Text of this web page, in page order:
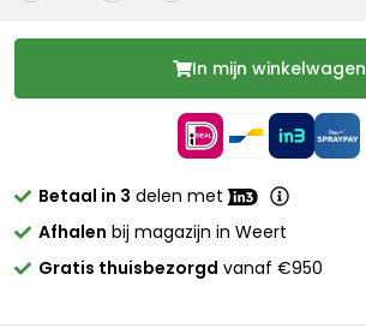
In mijn winkelwagen
Betaal in 3 delen met
Afhalen bij magazijn in Weert
Gratis thuisbezorgd vanaf €950